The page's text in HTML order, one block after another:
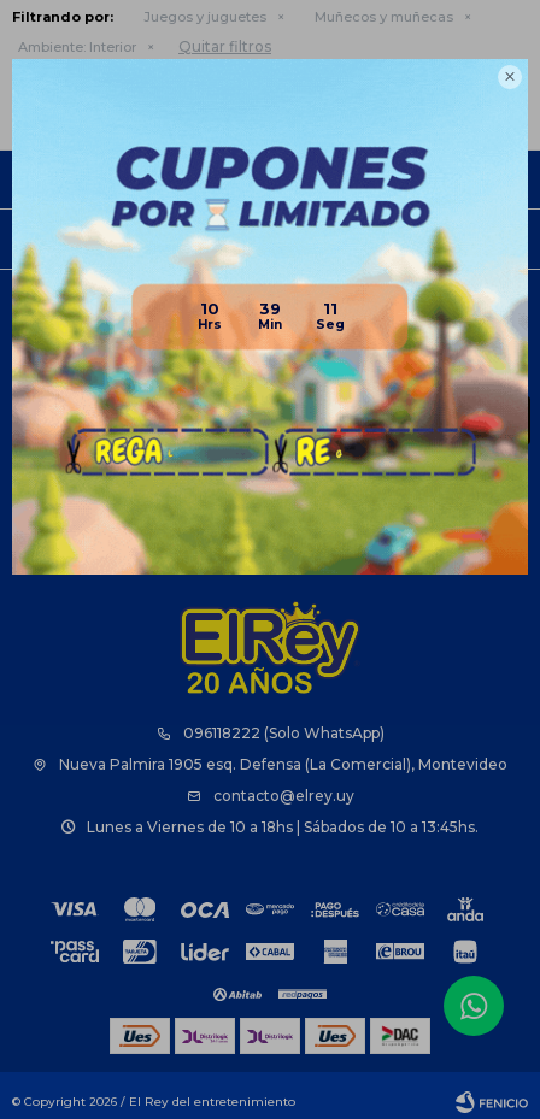

10 39 11
Filtrando por: Juegos y juguetes
Muñecos y muñecas
Ambiente: Interior Quitar filtros
096118222 (Solo WhatsApp)
Nueva Palmira 1905 esq. Defensa (La Comercial), Montevideo
contacto@elrey.uy
Lunes a Viernes de 10 a 18hs | Sábados de 10 a 13:45hs.
Compra
Newsletter
¡Suscribite y recibí todas nuestras novedades!
SUSCRIBIRME
¡Seguinos!

© Copyright 2026 / El Rey del entretenimiento